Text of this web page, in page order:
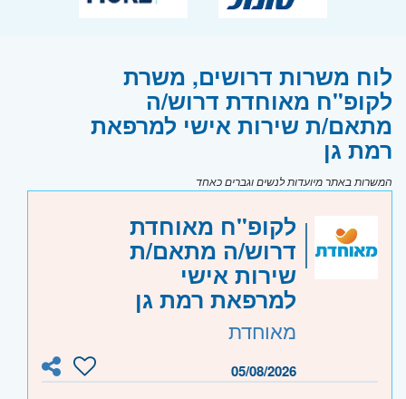
לוח משרות דרושים, משרת
לקופ"ח מאוחדת דרוש/ה
מתאם/ת שירות אישי למרפאת
רמת גן
המשרות באתר מיועדות לנשים וגברים כאחד
לקופ"ח מאוחדת
דרוש/ה מתאם/ת
שירות אישי
למרפאת רמת גן
מאוחדת
05/08/2026